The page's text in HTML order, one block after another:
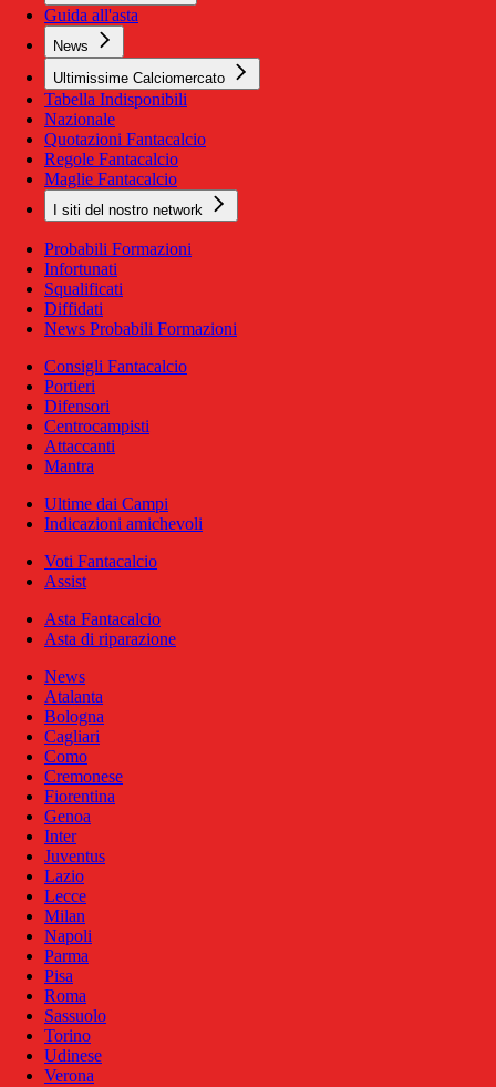
Guida all'asta
News
Ultimissime Calciomercato
Tabella Indisponibili
Nazionale
Quotazioni Fantacalcio
Regole Fantacalcio
Maglie Fantacalcio
I siti del nostro network
Probabili Formazioni
Infortunati
Squalificati
Diffidati
News Probabili Formazioni
Consigli Fantacalcio
Portieri
Difensori
Centrocampisti
Attaccanti
Mantra
Ultime dai Campi
Indicazioni amichevoli
Voti Fantacalcio
Assist
Asta Fantacalcio
Asta di riparazione
News
Atalanta
Bologna
Cagliari
Como
Cremonese
Fiorentina
Genoa
Inter
Juventus
Lazio
Lecce
Milan
Napoli
Parma
Pisa
Roma
Sassuolo
Torino
Udinese
Verona